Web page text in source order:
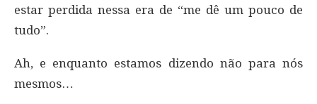
estar perdida nessa era de “me dê um pouco de
tudo”.
Ah, e enquanto estamos dizendo não para nós
mesmos…